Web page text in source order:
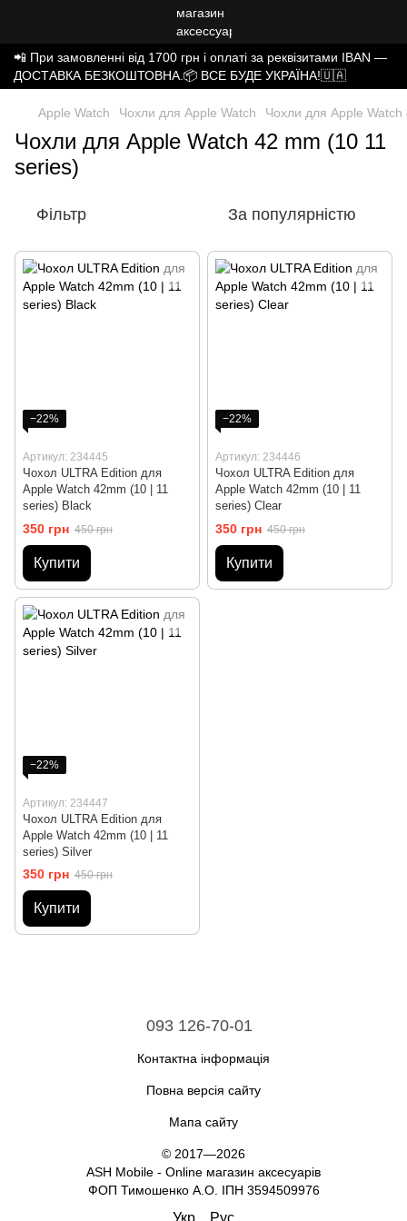
📲 При замовленні від 1700 грн і оплаті за реквізитами IBAN —
ДОСТАВКА БЕЗКОШТОВНА.📦 ВСЕ БУДЕ УКРАЇНА!🇺🇦
Apple Watch Чохли для Apple Watch Чохли для Apple
Чохли для Apple Watch 42 mm (10 11
series)
Фільтр За популярністю
−22%
Артикул: 234445
Чохол ULTRA Edition для
Apple Watch 42mm (10 | 11
series) Black
350 грн 450 грн
Купити
−22%
Артикул: 234446
Чохол ULTRA Edition для
Apple Watch 42mm (10 | 11
series) Clear
350 грн 450 грн
Купити
−22%
Артикул: 234447
Чохол ULTRA Edition для
Apple Watch 42mm (10 | 11
series) Silver
350 грн 450 грн
Купити
093 126-70-01
Контактна інформація
Повна версія сайту
Мапа сайту
© 2017—2026
ASH Mobile - Online магазин аксесуарів
ФОП Тимошенко А.О. ІПН 3594509976